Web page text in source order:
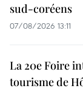
sud-coréens
07/08/2026 13:11
La 20e Foire
tourisme de